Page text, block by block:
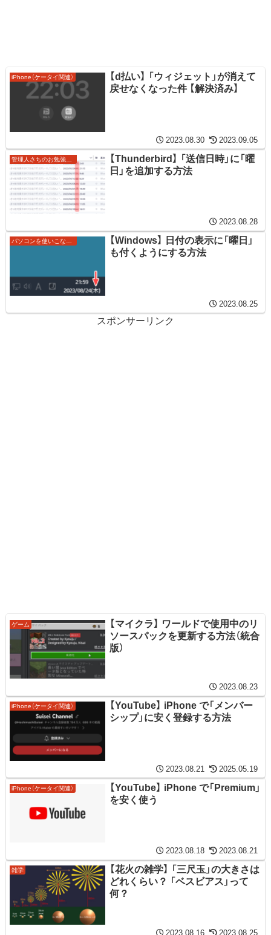
iPhone（ケータイ関連）
【d払い】 「ウィジェット」が消えて
戻せなくなった件 【解決済み】
2023.08.30 2023.09.05
【Thunderbird】 「送信日時」に「曜
日」を追加する方法
2023.08.28
【Windows】 日付の表示に「曜日」
も付くようにする方法
2023.08.25
スポンサーリンク
ゲーム
【マイクラ】 ワールドで使用中のリ
ソースパックを更新する方法（統合
版）
2023.08.23
iPhone（ケータイ関連）
【YouTube】 iPhone で「メンバー
シップ」に安く登録する方法
2023.08.21 2025.05.19
iPhone（ケータイ関連）
【YouTube】 iPhone で「Premium」
を安く使う
2023.08.18 2023.08.21
雑学
【花火の雑学】 「三尺玉」の大きさは
どれくらい？ 「ベスビアス」って
何？
2023.08.16 2023.08.25